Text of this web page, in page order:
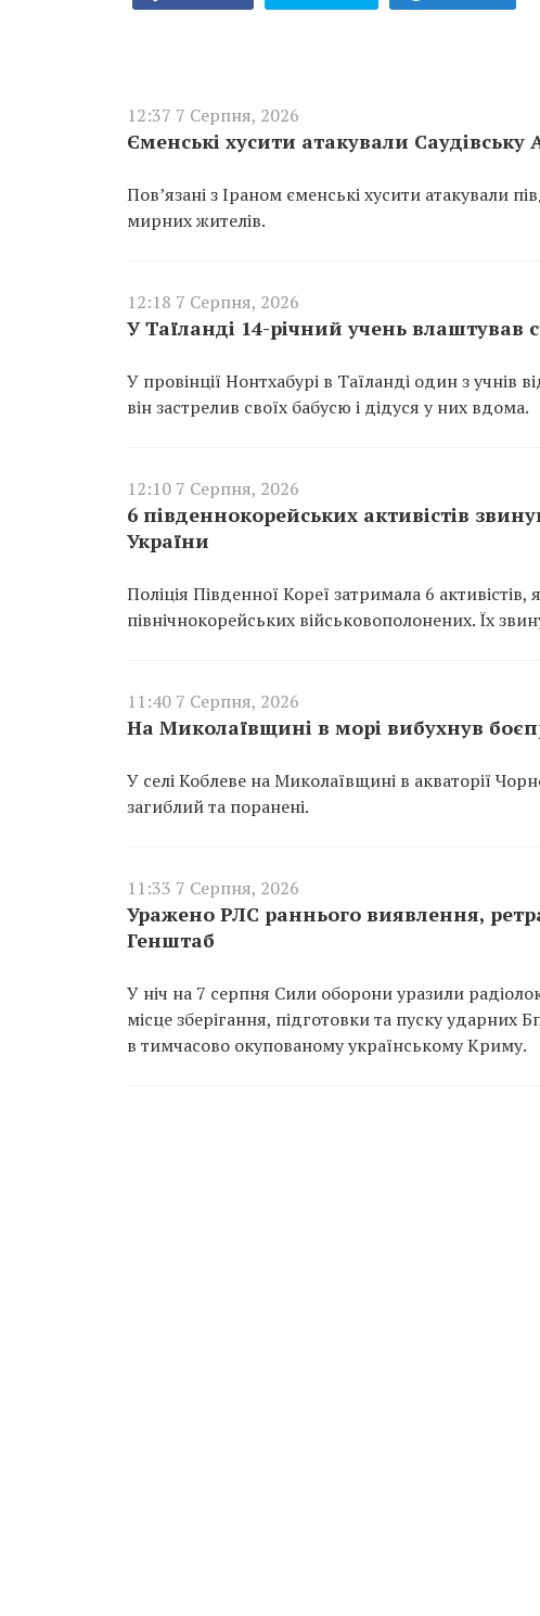
12:37 7 Серпня, 2026
Єменські хусити атакували
Пов’язані з Іраном єменські хусити атакували
мирних жителів.
12:18 7 Серпня, 2026
У Таїланді 14-річний учень влаштував
У провінції Нонтхабурі в Таїланді один з учнів
він застрелив своїх бабусю і дідуся у них вдома.
12:10 7 Серпня, 2026
6 південнокорейських активістів
України
Поліція Південної Кореї затримала 6
північнокорейських військовополонених. Їх
11:40 7 Серпня, 2026
На Миколаївщині в морі вибухнув
У селі Коблеве на Миколаївщині в акваторії
загиблий та поранені.
11:33 7 Серпня, 2026
Уражено РЛС раннього виявлення,
Генштаб
У ніч на 7 серпня Сили оборони уразили
місце зберігання, підготовки та пуску ударних
в тимчасово окупованому українському Криму.